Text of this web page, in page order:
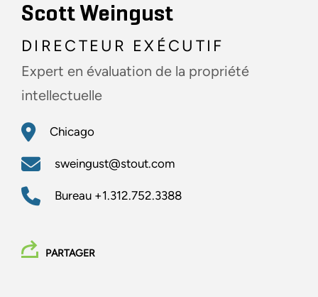
Scott Weingust
DIRECTEUR EXÉCUTIF
Expert en évaluation de la propriété
intellectuelle
Chicago
sweingust@stout.com
Bureau +1.312.752.3388
PARTAGER